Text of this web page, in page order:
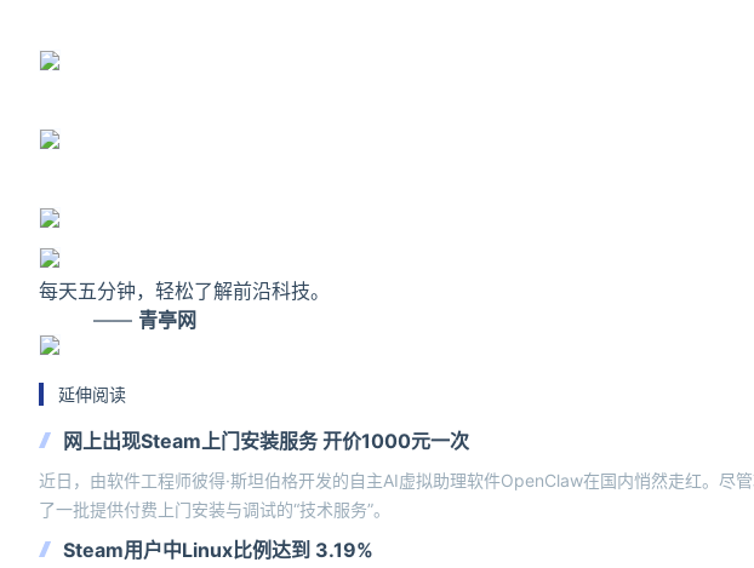
每天五分钟，轻松了解前沿科技。
—— 青亭网
延伸阅读
网上出现Steam上门安装服务 开价1000元一次
近日，由软件工程师彼得·斯坦伯格开发的自主AI虚拟助理软件OpenClaw在国内悄然走红。尽
了一批提供付费上门安装与调试的“技术服务”。
Steam用户中Linux比例达到 3.19%